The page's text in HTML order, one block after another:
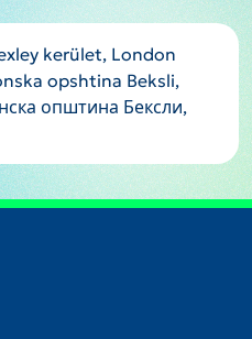
kerület, London
opshtina Beksli,
општина Бексли,